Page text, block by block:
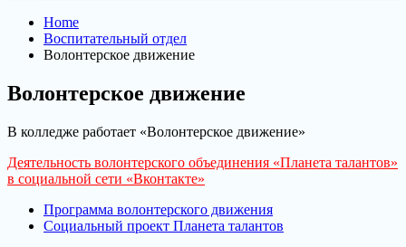
Home
Воспитательный отдел
Волонтерское движение
Волонтерское движение
В колледже работает «Волонтерское движение»
Деятельность волонтерского объединения «Планета талантов»
в социальной сети «Вконтакте»
Программа волонтерского движения
Социальный проект Планета талантов